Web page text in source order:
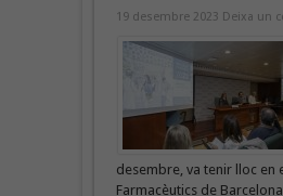
19 desembre 2023 Deixa un
desembre, va tenir lloc en
Farmacèutics de Barcelona